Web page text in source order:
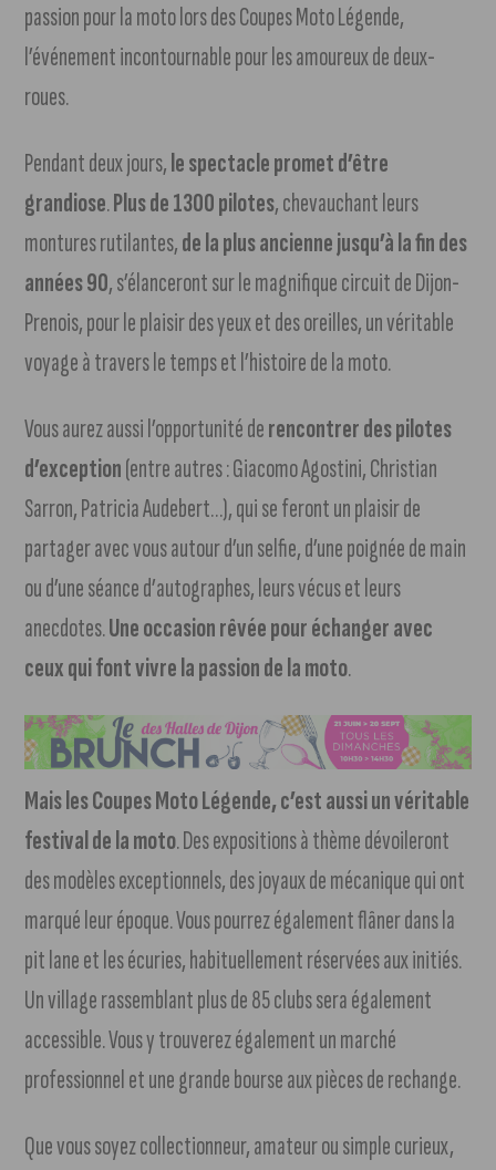
passion pour la moto lors des Coupes Moto Légende,
l’événement incontournable pour les amoureux de deux-
roues.
Pendant deux jours,le spectacle promet d’être
grandiose.Plus de 1300 pilotes, chevauchant leurs
montures rutilantes,de la plus ancienne jusqu’à la fin des
années 90, s’élanceront sur le magnifique circuit de Dijon-
Prenois, pour le plaisir des yeux et des oreilles, un véritable
voyage à travers le temps et l’histoire de la moto.
Vous aurez aussi l’opportunité derencontrer des pilotes
d’exception(entre autres : Giacomo Agostini, Christian
Sarron, Patricia Audebert…), qui se feront un plaisir de
partager avec vous autour d’un selfie, d’une poignée de main
ou d’une séance d’autographes, leurs vécus et leurs
anecdotes.Une occasion rêvée pour échanger avec
ceux qui font vivre la passion de la moto.
Mais les Coupes Moto Légende, c’est aussi un véritable
festival de la moto. Des expositions à thème dévoileront
des modèles exceptionnels, des joyaux de mécanique qui ont
marqué leur époque. Vous pourrez également flâner dans la
pit lane et les écuries, habituellement réservées aux initiés.
Un village rassemblant plus de 85 clubs sera également
accessible. Vous y trouverez également un marché
professionnel et une grande bourse aux pièces de rechange.
Que vous soyez collectionneur, amateur ou simple curieux,